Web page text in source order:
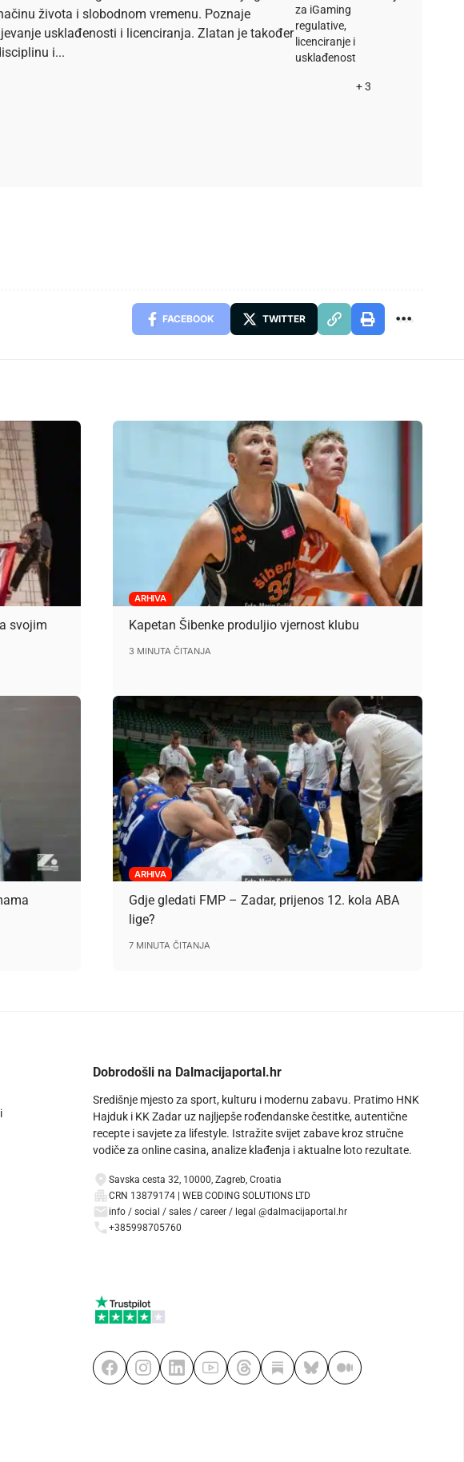
života i slobodnom vremenu. Poznaje
usklađenosti i licenciranja. Zlatan je također
i...
za iGaming
regulative,
licenciranje i
usklađenost
+ 3
FACEBOOK TWITTER
svojim
ARHIVA
Kapetan Šibenke produljio vjernost klubu
3 MINUTA ČITANJA
ARHIVA
Gdje gledati FMP – Zadar, prijenos 12. kola ABA
lige?
7 MINUTA ČITANJA
Dobrodošli na Dalmacijaportal.hr
Središnje mjesto za sport, kulturu i modernu zabavu. Pratimo HNK
Hajduk i KK Zadar uz najljepše rođendanske čestitke, autentične
recepte i savjete za lifestyle. Istražite svijet zabave kroz stručne
vodiče za online casina, analize klađenja i aktualne loto rezultate.
Savska cesta 32, 10000, Zagreb, Croatia
CRN 13879174 | WEB CODING SOLUTIONS LTD
info / social / sales / career / legal @dalmacijaportal.hr
+385998705760